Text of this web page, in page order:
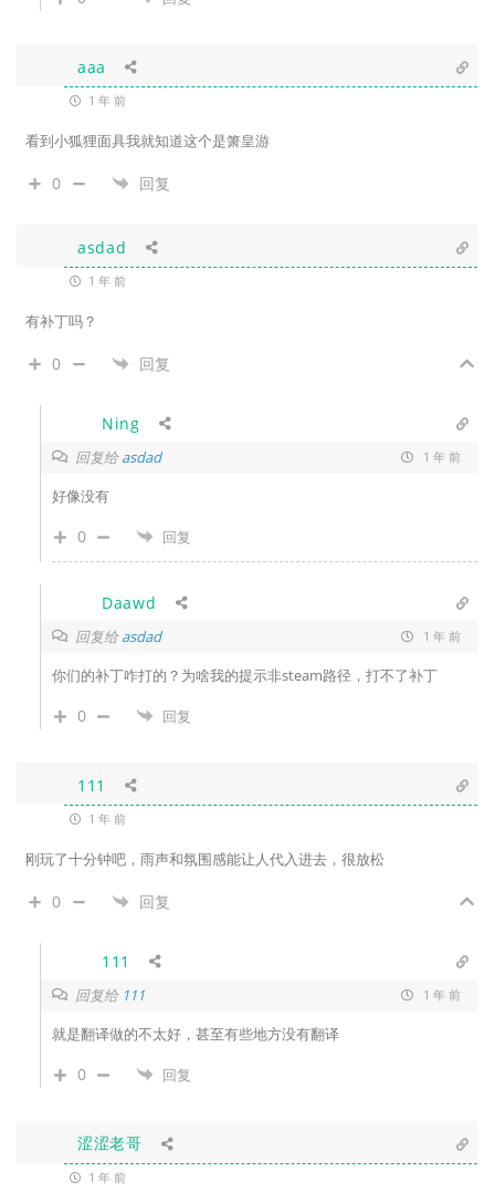
aaa
1 年 前
看到小狐狸面具我就知道这个是箫皇游
0 回复
asdad
1 年 前
有补丁吗？
0 回复
Ning
回复给asdad 1 年 前
好像没有
0 回复
Daawd
回复给asdad 1 年 前
你们的补丁咋打的？为啥我的提示非steam路径，打不了补丁
0 回复
111
1 年 前
刚玩了十分钟吧，雨声和氛围感能让人代入进去，很放松
0 回复
111
回复给 111 1 年 前
就是翻译做的不太好，甚至有些地方没有翻译
0 回复
涩涩老哥
1 年 前